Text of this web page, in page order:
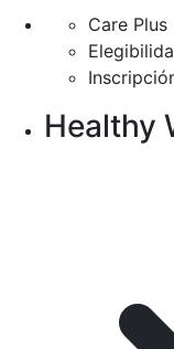
Care Plus
Healthy